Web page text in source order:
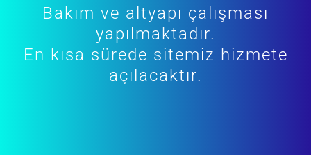
Bakım ve altyapı çalışması
yapılmaktadır.
En kısa sürede sitemiz hizmete
açılacaktır.